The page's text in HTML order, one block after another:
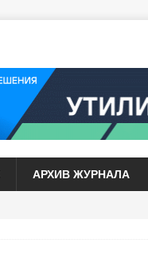
АРХИВ ЖУРНАЛА